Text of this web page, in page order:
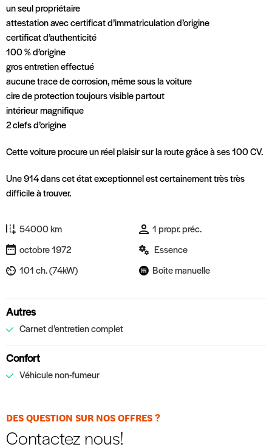
un seul propriétaire
attestation avec certificat d’immatriculation d’origine
certificat d’authenticité
100 % d’origine
gros entretien effectué
aucune trace de corrosion, même sous la voiture
cire de protection toujours visible partout
intérieur magnifique
2 clefs d’origine
Cette voiture procure un réel plaisir sur la route grâce à ses 100 CV.
Une 914 dans cet état exceptionnel est certainement très très
difficile à trouver.
54000 km
1 propr. préc.
octobre 1972
Essence
101 ch. (74kW)
Boîte manuelle
Autres
Carnet d’entretien complet
Confort
Véhicule non-fumeur
DES QUESTION SUR NOS OFFRES ?
Contactez nous!